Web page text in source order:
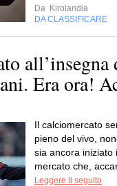
Da Kirolandia
DA CLASSIFICARE
Era ora!
Il calciomercato
pieno del vivo,
sia ancora iniziato
mercato che,
Leggere il seguito